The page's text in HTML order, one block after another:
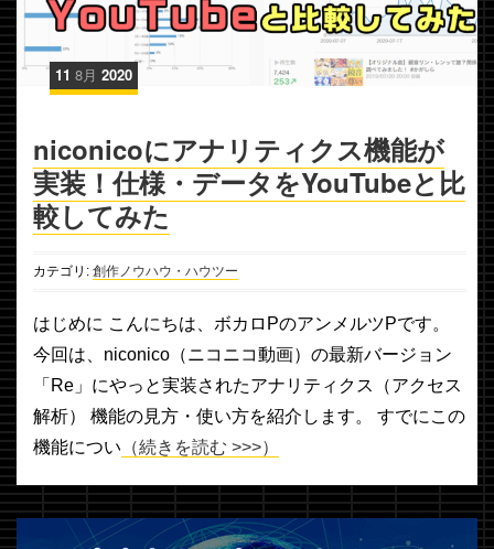
11 8月 2020
niconicoにアナリティクス機能が
実装！仕様・データをYouTubeと比
較してみた
カテゴリ: 創作ノウハウ・ハウツー
はじめに こんにちは、ボカロPのアンメルツPです。
今回は、niconico（ニコニコ動画）の最新バージョン
「Re」にやっと実装されたアナリティクス（アクセス
解析） 機能の見方・使い方を紹介します。 すでにこの
機能につい （続きを読む >>>）